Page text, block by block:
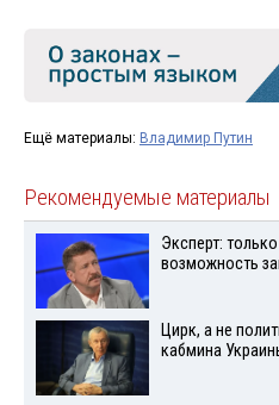
Ещё материалы: Владимир Путин
Рекомендуемые материалы
Эксперт:
возможность
Цирк, а не
кабмина